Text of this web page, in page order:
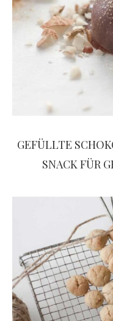
GEFÜLLTE
SNACK FÜR